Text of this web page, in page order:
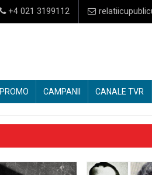
+4 021 3199112
PROMO CAMPANII CANALE TVR